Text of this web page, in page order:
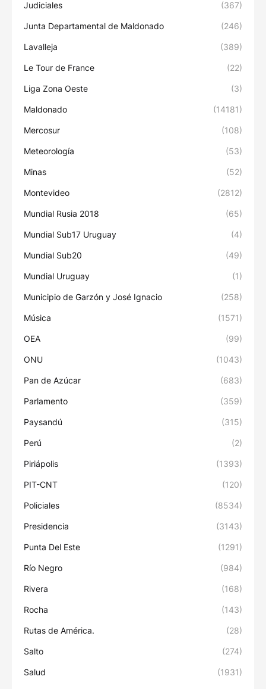
Judiciales (367)
Junta Departamental de Maldonado (246)
Lavalleja (389)
Le Tour de France (22)
Liga Zona Oeste (3)
Maldonado (14181)
Mercosur (108)
Meteorología (53)
Minas (52)
Montevideo (2812)
Mundial Rusia 2018 (65)
Mundial Sub17 Uruguay (4)
Mundial Sub20 (49)
Mundial Uruguay (1)
Municipio de Garzón y José Ignacio (258)
Música (1571)
OEA (99)
ONU (1043)
Pan de Azúcar (683)
Parlamento (359)
Paysandú (315)
Perú (2)
Piriápolis (1393)
PIT-CNT (120)
Policiales (8534)
Presidencia (3143)
Punta Del Este (1291)
Río Negro (984)
Rivera (168)
Rocha (143)
Rutas de América. (28)
Salto (274)
Salud (1931)